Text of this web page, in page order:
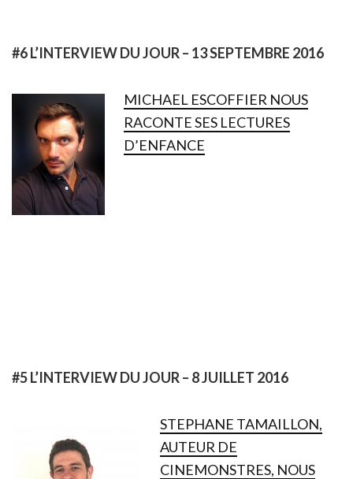
#6 L’INTERVIEW DU JOUR – 13 SEPTEMBRE 2016
MICHAEL ESCOFFIER NOUS
RACONTE SES LECTURES
D’ENFANCE
#5 L’INTERVIEW DU JOUR – 8 JUILLET 2016
STEPHANE TAMAILLON,
AUTEUR DE
CINEMONSTRES, NOUS